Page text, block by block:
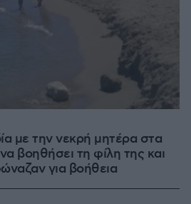
με την νεκρή μητέρα στα
βοηθήσει τη φίλη της και
για βοήθεια